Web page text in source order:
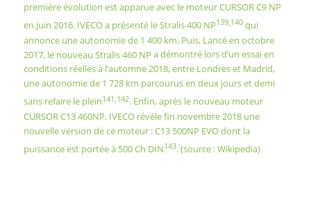
première évolution est apparue avec le moteur CURSOR C9 NP
en juin 2016. IVECO a présenté leStralis 400 NP139,140qui
annonce une autonomie de 1 400 km. Puis, Lancé en octobre
2017, le nouveau Stralis 460 NP a démontré lors d’un essai en
conditions réelles à l’automne 2018, entre Londres et Madrid,
une autonomie de 1 728 km parcourus en deux jours et demi
sans refaire le plein141 142. Enfin, après le nouveau moteur
CURSOR C13 460NP, IVECOrévèle fin novembre 2018 une
nouvelle version de ce moteur : C13 500NP EVO dont la
puissance est portée à 500 Ch DIN143. (source :Wikipedia)